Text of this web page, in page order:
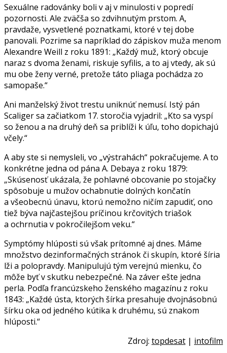
Sexuálne radovánky boli v aj v minulosti v popredí
pozornosti. Ale zväčša so zdvihnutým prstom. A,
pravdaže, vysvetlené poznatkami, ktoré v tej dobe
panovali. Pozrime sa napríklad do zápiskov muža menom
Alexandre Weill z roku 1891: „Každý muž, ktorý obcuje
naraz s dvoma ženami, riskuje syfilis, a to aj vtedy, ak sú
mu obe ženy verné, pretože táto pliaga pochádza zo
samopaše.“
Ani manželský život trestu uniknúť nemusí. Istý pán
Scaliger sa začiatkom 17. storočia vyjadril: „Kto sa vyspí
so ženou a na druhý deň sa priblíži k úľu, toho dopichajú
včely.“
A aby ste si nemysleli, vo „výstrahách“ pokračujeme. A to
konkrétne jedna od pána A. Debaya z roku 1879:
„Skúsenosť ukázala, že pohlavné obcovanie po stojačky
spôsobuje u mužov ochabnutie dolných končatín
a všeobecnú únavu, ktorú nemožno ničím zapudiť, ono
tiež býva najčastejšou príčinou krčovitých triašok
a ochrnutia v pokročilejšom veku.“
Symptómy hlúposti sú však prítomné aj dnes. Máme
množstvo dezinformačných stránok či skupín, ktoré šíria
lži a polopravdy. Manipulujú tým verejnú mienku, čo
môže byť v skutku nebezpečné. Na záver ešte jedna
perla. Podľa francúzskeho ženského magazínu z roku
1843: „Každé ústa, ktorých šírka presahuje dvojnásobnú
šírku oka od jedného kútika k druhému, sú znakom
hlúposti.“
Zdroj: topdesat | intofilm